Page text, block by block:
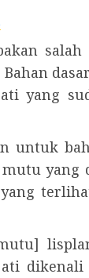
yang
untuk
yang